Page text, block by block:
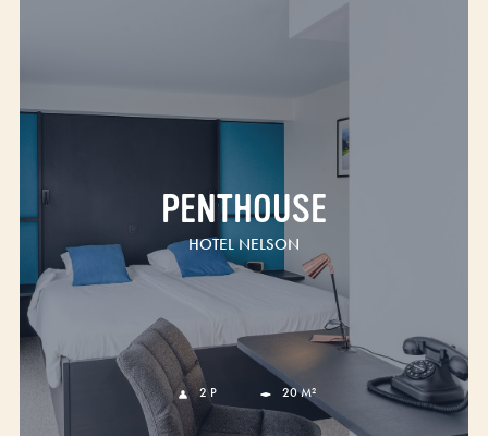
PENTHOUSE
HOTEL NELSON
2 P 20 M²